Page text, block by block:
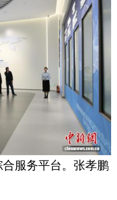
服务平台。张孝鹏